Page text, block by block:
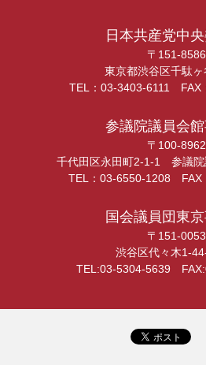
日本共産党中
〒151-8586
東京都渋谷区千駄
TEL：03-3403-6111 FAX
参議院議員会
〒100-8962
千代田区永田町2-1-1 参議院
TEL：03-6550-1208 FAX
国会議員団東
〒151-0053
渋谷区代々木1-
TEL:03-5304-5639